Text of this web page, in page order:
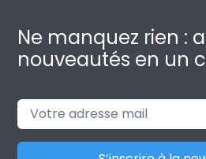
Ne manquez rien :
nouveautés en un